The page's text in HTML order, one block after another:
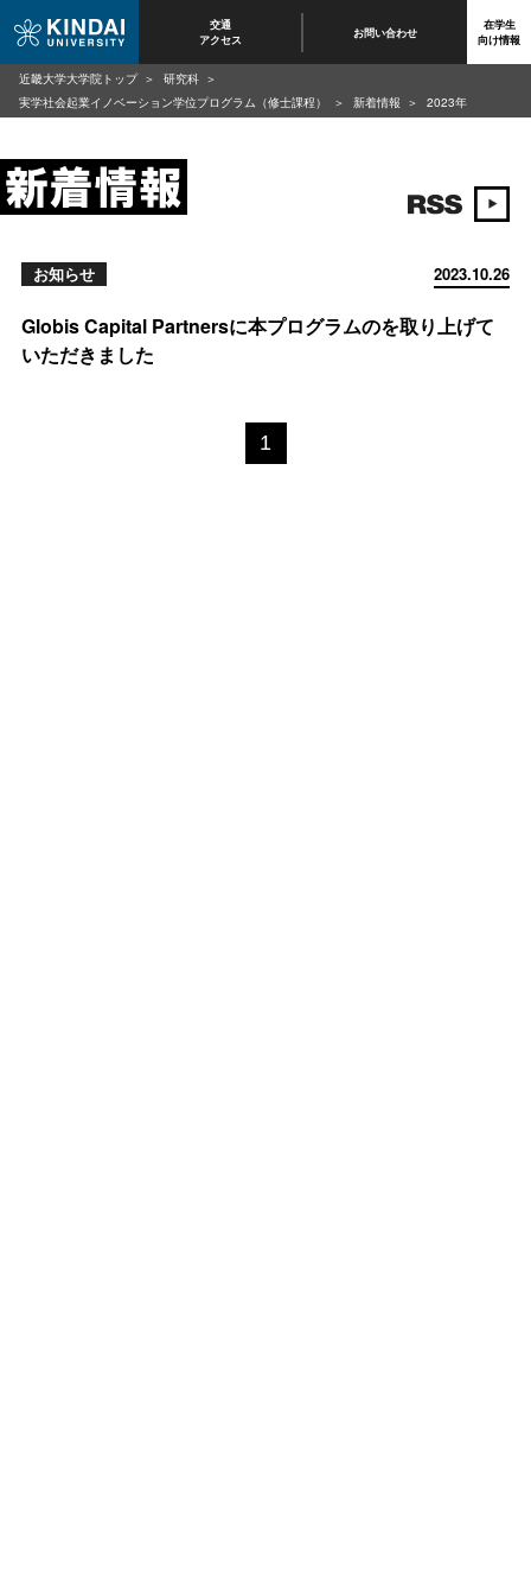
交通
アクセス お問い合わせ 在学生
向け情報
2023.10.26
お知らせ
Globis Capital Partnersに本プログラムのを取り上げて
いただきました
1
近畿大学大学院トップ
研究科
実学社会起業イノベーション学位プログラム（修士課程）
新着情報 2023年